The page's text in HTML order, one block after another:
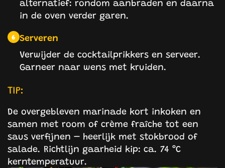
in de oven verder garen.
6 Serveren
Verwijder de cocktailprikkers en serveer.
Garneer naar wens met kruiden.
TIP:
De overgebleven marinade kort inkoken en
samen met room of crème fraîche tot een
saus verfijnen – heerlijk met stokbrood of
salade. Richtlijn gaarheid kip: ca. 74 °C
kerntemperatuur.